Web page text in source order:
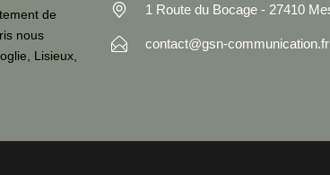
de
nous
Lisieux,
1 Route du Bocage - 27410
contact@gsn-communication.fr